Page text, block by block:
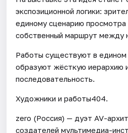
экспозиционной логики:
единому сценарию
собственный маршрут между
Работы существуют в едином
образуют жёсткую иерархию
последовательность.
Художники и работы404.
zero (Россия) — дуэт AV-
создателей мультимедиа-